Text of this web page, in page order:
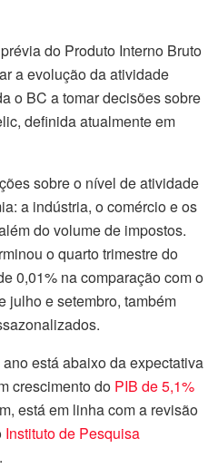
do Produto Interno Bruto
a evolução da atividade
o BC a tomar decisões sobre
definida atualmente em
sobre o nível de atividade
a indústria, o comércio e os
do volume de impostos.
o quarto trimestre do
0,01% na comparação com o
julho e setembro, também
está abaixo da expectativa
crescimento do PIB de 5,1%
está em linha com a revisão
Instituto de Pesquisa